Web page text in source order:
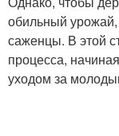
Дерево в
грунт
обильный урожай,
саженцы. В этой
процесса,
уходом за